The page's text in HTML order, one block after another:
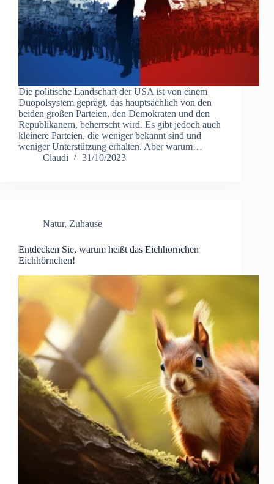
Die politische Landschaft der USA ist von einem
Duopolsystem geprägt, das hauptsächlich von den
beiden großen Parteien, den Demokraten und den
Republikanern, beherrscht wird. Es gibt jedoch auch
kleinere Parteien, die weniger bekannt sind und
weniger Unterstützung erhalten. Aber warum…
Claudi
31/10/2023
Natur, Zuhause
Entdecken Sie, warum heißt das Eichhörnchen
Eichhörnchen!